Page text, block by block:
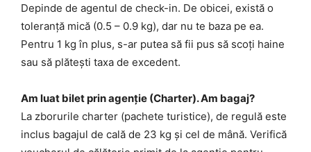
Depinde de agentul de check-in. De obicei, există o
toleranță mică (0.5 – 0.9 kg), dar nu te baza pe ea.
Pentru 1 kg în plus, s-ar putea să fii pus să scoți haine
sau să plătești taxa de excedent.
Am luat bilet prin agenție (Charter). Am bagaj?
La zborurile charter (pachete turistice), de regulă este
inclus bagajul de cală de 23 kg și cel de mână. Verifică